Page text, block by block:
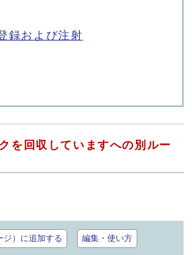
録および注射
を回収していますへの別ルー
ジ）に追加する 編集・使い方